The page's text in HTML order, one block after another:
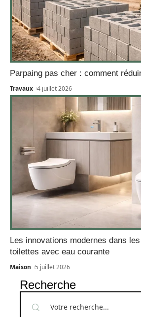
Parpaing pas cher : comment
Travaux 4 juillet 2026
Les innovations modernes dans
toilettes avec eau courante
Maison 5 juillet 2026
Recherche